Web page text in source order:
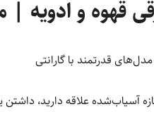
قهوه و ادویه |
قدرتمند با گارانتی
آسیاب‌شده علاقه دارید،